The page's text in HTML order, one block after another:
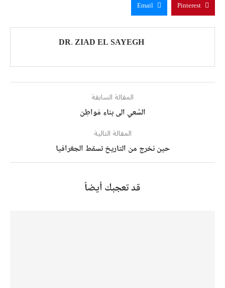
Pinterest
Email
DR. ZIAD EL SAYEGH
المقالة السابقة
السَّعي الى بناءِ مُواطِن
المقالة التالية
حين نخرج من التاريخ تسقط الجغرافيا
قد تعجبك أيضاً